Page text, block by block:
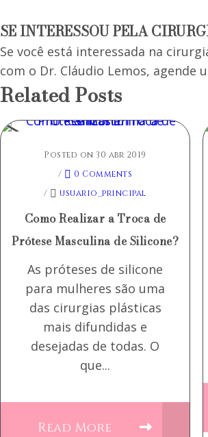
SE INTERESSOU PELA
Se você está interessada na
com o Dr. Cláudio Lemos, agende
Related Posts
Posted on 30 abr 2019
/
0 Comments
/
usuario_principal
Como Realizar a Troca de
Prótese Masculina de Silicone?
As próteses de silicone
para mulheres são uma
das cirurgias plásticas
mais difundidas e
desejadas de todas. O
que...
Read More